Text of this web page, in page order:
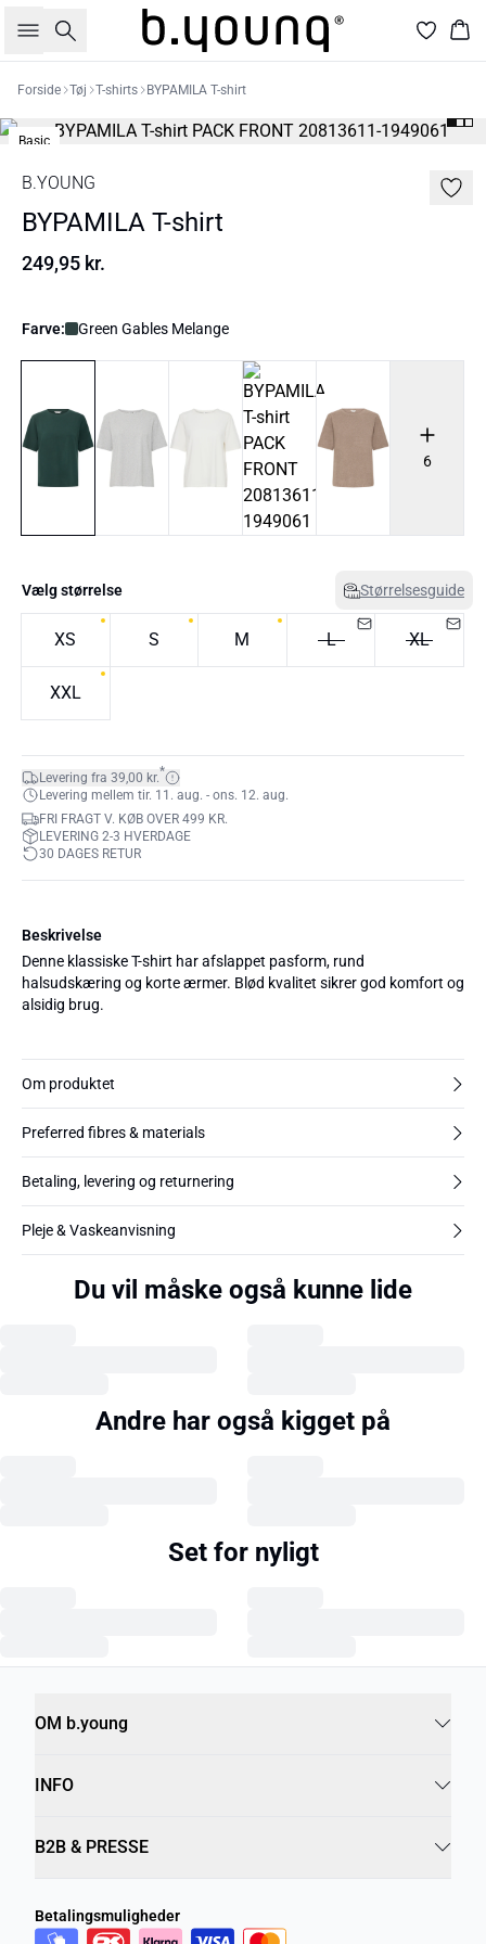
Søg
Forside Tøj T-shirts BYPAMILA T-shirt
Basic
B.YOUNG
BYPAMILA T-shirt
249,95 kr.
Farve: Green Gables Melange
6
Vælg størrelse Størrelsesguide
XS S M L XL
XXL
Levering fra 39,00 kr.*
Levering mellem tir. 11. aug. - ons. 12. aug.
FRI FRAGT V. KØB OVER 499 KR.
LEVERING 2-3 HVERDAGE
30 DAGES RETUR
Beskrivelse
Denne klassiske T-shirt har afslappet pasform, rund
halsudskæring og korte ærmer. Blød kvalitet sikrer god komfort og
alsidig brug.
Om produktet
Preferred fibres & materials
Betaling, levering og returnering
Pleje & Vaskeanvisning
Du vil måske også kunne lide
Andre har også kigget på
Set for nyligt
OM b.young
INFO
B2B & PRESSE
Betalingsmuligheder